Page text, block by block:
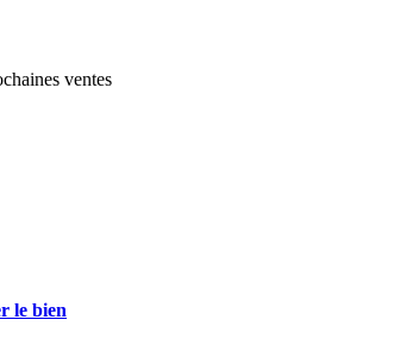
ventes
le bien